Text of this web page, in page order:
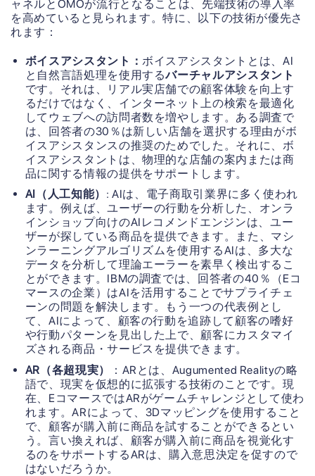
ャネルとOMOが流行となることは、先端技術の導入率
を高めていると見られます。特に、以下の技術が優先さ
れます：
ボイスアシスタント： ボイスアシスタントとは、AI
と自然言語処理を使用するバーチャルアシスタント
です。それは、リアル実店舗での顧客体験を向上す
るだけではなく、インターネット上の検索を最適化
してウェブへの訪問者数を増やします。ある調査で
は、回答者の30％は新しい店舗を選択する理由がボ
イスアシスタンスの推奨のためでした。それに、ボ
イスアシスタントは、物理的な店舗の案内または商
品に関する情報の提供をサポートします。
AI（人工知能） : AIは、電子商取引業界に多く使われ
ます。例えば、ユーザーの行動を分析した、オンラ
インショップ向けのAIレコメンドエンジンは、ユー
ザーが探している商品を提供できます。また、マシ
ンラーニングアルゴリズムを使用するAIは、多大な
データを分析して理論エーラーを素早く検出するこ
とができます。IBMの調査では、回答者の40％（Eコ
マースの企業）はAIを活用することでサプライチェ
ーンの問題を解決します。もう一つの代表例とし
て、AIによって、顧客の行動を追跡して顧客の嗜好
や行動パターンを見出した上で、顧客にカスタマイ
ズされる商品・サービスを提供できます。
AR（各超現実）
：ARとは、Augumented Realityの略
語で、現実を仮想的に拡張する技術のことです。現
在、EコマースではARがゲームチャレンジとして使わ
れます。ARによって、3Dマッピングを使用すること
で、顧客が購入前に商品を試することができるとい
う。言い換えれば、顧客が購入前に商品を視覚化す
るのをサポートするARは、購入意思決定を促すので
はないだろうか。